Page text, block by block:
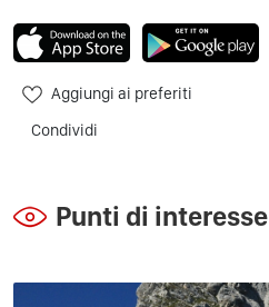
Aggiungi ai preferiti
Condividi
Punti di interesse